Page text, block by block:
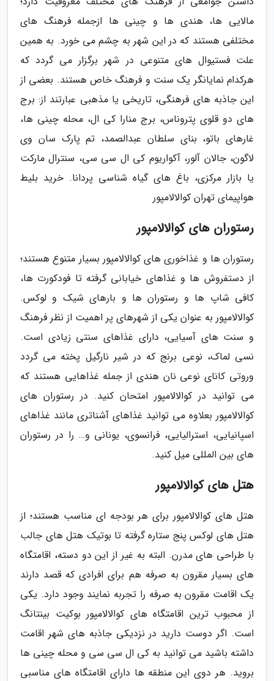
مالایی ها، هندی ها و چینی ها ازجمله فرهنگ های
مختلفی هستند که در این شهر به چشم می خورد. به همین
علت فستیوال های متنوعی در شهر برگزار می گردد که
هرکدام نمایانگر یک سنت و فرهنگ خاص هستند. بعضی از
این جاذبه های فرهنگی، تاریخی یا مذهبی عبارتند از: برج
های دو قلوی پتروناس، برج منارا کی ال، محله چینی ها،
غارهای باتو، بنای سلطان عبدالصمد، تم پارک سان وی
لاگون، جالان آلور، آکواریوم کی ال سی سی، سنترال مارکت
یا بازار مرکزی، باغ های گیاه شناسی پردانا. خرید بلیط
هواپیمای تهران کوالالامپور
رستوران های کوالالامپور
رستوران ها و غذاخوری های کوالالامپور بسیار متنوع هستند؛
از دستفروش ها و غذاهای خیابانی گرفته تا فودکورت ها،
کافی شاپ ها و رستوران ها و بارهای شیک و لوکس.
کوالالامپور به عنوان یکی از شهرهای پر اهمیت از نظر فرهنگ
و سنت های آسیایی، دارای غذاهای سنتی زیادی است.
نسی لماک، نوعی برنج که در شیر نارگیل پخته می گردد
وروتی کانای نوعی نان هندی از جمله غذاهایی هستند که
می توانید در کوالالامپور امتحان کنید. در رستوران های
کوالالامپور بعلاوه می توانید غذاهای آشناتری مانند غذاهای
اسپانیایی، استرالیایی، فرانسوی، یونانی و… را در رستوران
های بین المللی میل کنید.
هتل های کوالالامپور
هتل های کوالالامپور برای هر بودجه ای مناسب هستند؛ از
هتل های لوکس پنج ستاره گرفته تا بوتیک هتل های جالب
با طراحی های مدرن. البته به غیر از این دو دسته، اقامتگاه
های بسیار مقرون به صرفه هم برای افرادی که قصد دارند
یک اقامت مقرون به صرفه را تجربه نمایند وجود دارد. یکی
از محبوب ترین اقامتگاه های کوالالامپور بوکیت بینتانگ
است. اگر دوست دارید در نزدیکی جاذبه های شهر اقامت
داشته باشید می توانید به کی ال سی سی و محله چینی ها
بروید. هر دوی این منطقه ها دارای اقامتگاه های مناسبی